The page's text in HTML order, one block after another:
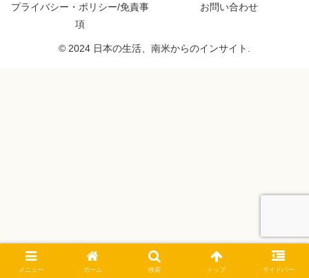
プライバシー・ポリシー/免責事
項
お問い合わせ
© 2024 日本の生活、南米からのインサイト.
メニュー ホーム 検索 トップ サイドバー